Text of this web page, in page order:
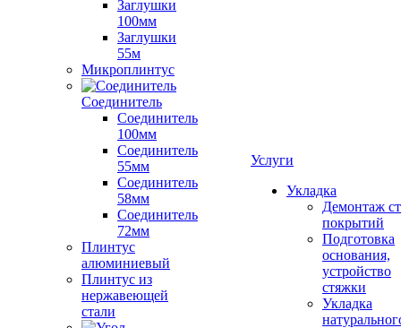
Заглушки
100мм
Заглушки
55м
Микроплинтус
Соединитель
Соединитель
100мм
Соединитель
55мм
Соединитель
58мм
Соединитель
72мм
Плинтус
алюминиевый
Плинтус из
нержавеющей
стали
Услуги
Укладка
Демонтаж
покрытий
Подготовка
основания,
устройство
стяжки
Укладка